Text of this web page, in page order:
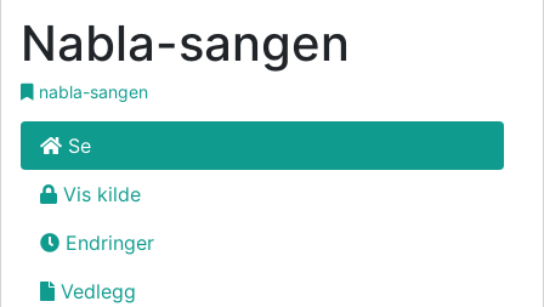
Nabla-sangen
nabla-sangen
Se
Vis kilde
Endringer
Vedlegg